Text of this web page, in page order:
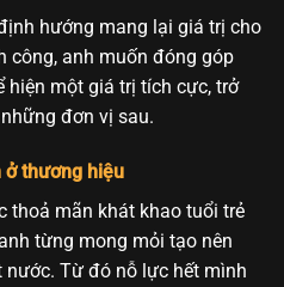
hướng mang lại giá trị cho
công, anh muốn đóng góp
hiện một giá trị tích cực, trở
đơn vị sau.
ở thương hiệu
thoả mãn khát khao tuổi trẻ
từng mong mỏi tạo nên
Từ đó nỗ lực hết mình